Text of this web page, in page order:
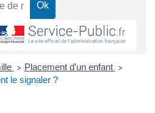
> Placement d'un enfant >
le signaler ?